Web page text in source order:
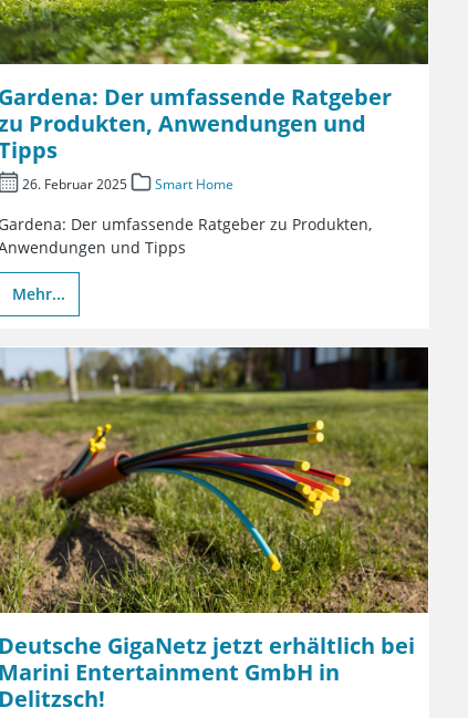
Gardena: Der umfassende Ratgeber
Produkten, Anwendungen und
26. Februar 2025 Smart Home
Der umfassende Ratgeber zu Produkten,
und Tipps
Mehr...
Deutsche GigaNetz jetzt erhältlich bei
Marini Entertainment GmbH in
Delitzsch!